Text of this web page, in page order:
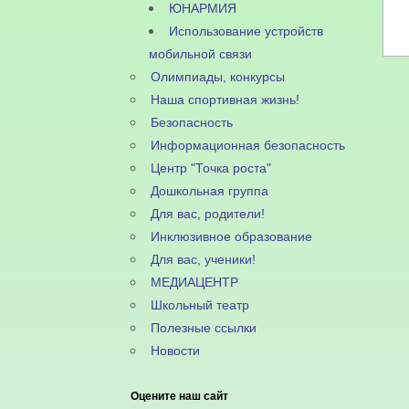
ЮНАРМИЯ
Использование устройств
мобильной связи
Олимпиады, конкурсы
Наша спортивная жизнь!
Безопасность
Информационная безопасность
Центр "Точка роста"
Дошкольная группа
Для вас, родители!
Инклюзивное образование
Для вас, ученики!
МЕДИАЦЕНТР
Школьный театр
Полезные ссылки
Новости
Оцените наш сайт